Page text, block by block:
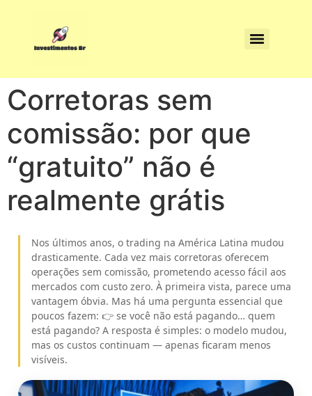
Corretoras sem
comissão: por que
“gratuito” não é
realmente grátis
Nos últimos anos, o trading na América Latina mudou
drasticamente. Cada vez mais corretoras oferecem
operações sem comissão, prometendo acesso fácil aos
mercados com custo zero. À primeira vista, parece uma
vantagem óbvia. Mas há uma pergunta essencial que
poucos fazem: 👉 se você não está pagando… quem
está pagando? A resposta é simples: o modelo mudou,
mas os custos continuam — apenas ficaram menos
visíveis.